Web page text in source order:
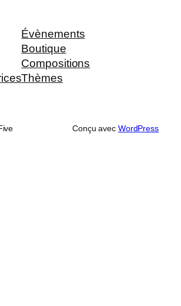
Évènements
Boutique
Compositions
Thèmes
Conçu avec WordPress